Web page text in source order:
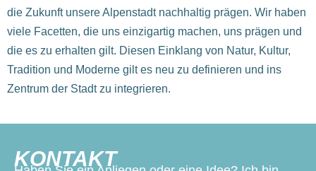
die Zukunft unsere Alpenstadt nachhaltig prägen. Wir haben
viele Facetten, die uns einzigartig machen, uns prägen und
die es zu erhalten gilt. Diesen Einklang von Natur, Kultur,
Tradition und Moderne gilt es neu zu definieren und ins
Zentrum der Stadt zu integrieren.
KONTAKT